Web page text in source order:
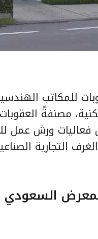
للمكاتب
مصنفةً
فعاليات ورش
التجارية
الدورة (11) من